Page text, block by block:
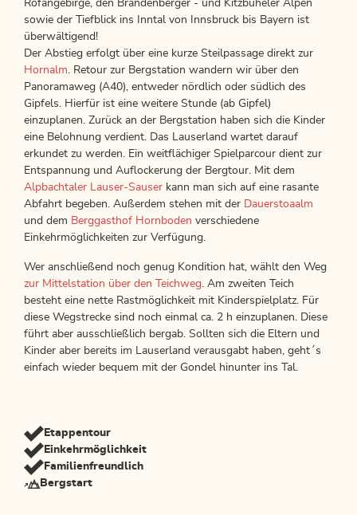
Rofangebirge, den Brandenberger - und Kitzbüheler Alpen
sowie der Tiefblick ins Inntal von Innsbruck bis Bayern ist
überwältigend!
Der Abstieg erfolgt über eine kurze Steilpassage direkt zur
Hornalm. Retour zur Bergstation wandern wir über den
Panoramaweg (A40), entweder nördlich oder südlich des
Gipfels. Hierfür ist eine weitere Stunde (ab Gipfel)
einzuplanen. Zurück an der Bergstation haben sich die Kinder
eine Belohnung verdient. Das Lauserland wartet darauf
erkundet zu werden. Ein weitflächiger Spielparcour dient zur
Entspannung und Auflockerung der Bergtour. Mit dem
Alpbachtaler Lauser-Sauser kann man sich auf eine rasante
Abfahrt begeben. Außerdem stehen mit der Dauerstoaalm
und dem Berggasthof Hornboden verschiedene
Einkehrmöglichkeiten zur Verfügung.
Wer anschließend noch genug Kondition hat, wählt den Weg
zur Mittelstation über den Teichweg. Am zweiten Teich
besteht eine nette Rastmöglichkeit mit Kinderspielplatz. Für
diese Wegstrecke sind noch einmal ca. 2 h einzuplanen. Diese
führt aber ausschließlich bergab. Sollten sich die Eltern und
Kinder aber bereits im Lauserland verausgabt haben, geht´s
einfach wieder bequem mit der Gondel hinunter ins Tal.
Etappentour
Einkehrmöglichkeit
Familienfreundlich
Bergstart